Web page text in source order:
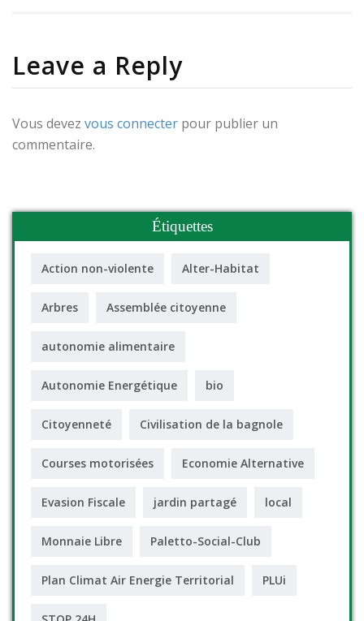
Leave a Reply
Vous devez vous connecter pour publier un
commentaire.
Étiquettes
Action non-violente Alter-Habitat
Arbres Assemblée citoyenne
autonomie alimentaire
Autonomie Energétique bio
Citoyenneté Civilisation de la bagnole
Courses motorisées Economie Alternative
Evasion Fiscale jardin partagé local
Monnaie Libre Paletto-Social-Club
Plan Climat Air Energie Territorial PLUi